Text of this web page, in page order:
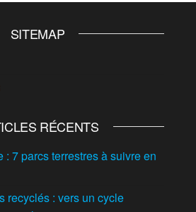
SITEMAP
RÉCENTS
: 7 parcs terrestres à suivre en
recyclés : vers un cycle